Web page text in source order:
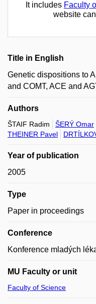
It includes Faculty
website
Title in English
Genetic dispositions to
and COMT, ACE and
Authors
ŠTAIF Radim ŠERÝ Omar
THEINER Pavel
Year of publication
2005
Type
Paper in proceedings
Conference
Konference mladých
MU Faculty or unit
Faculty of Science